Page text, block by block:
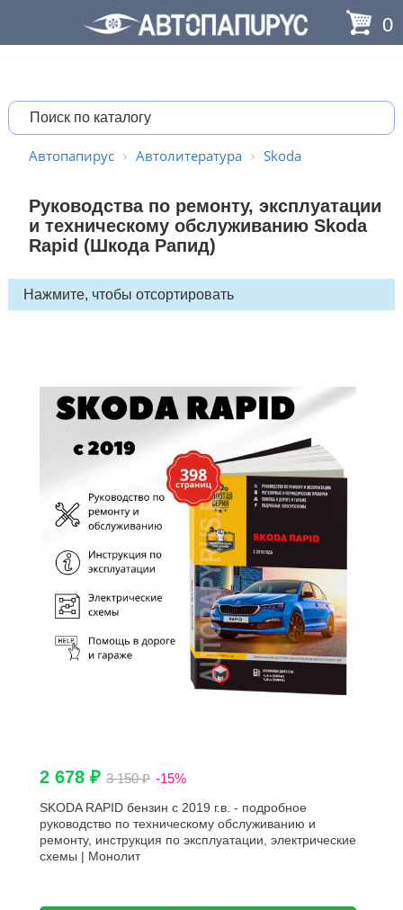
0
Автопапирус Автолитература Skoda
Руководства по ремонту, эксплуатации
и техническому обслуживанию Skoda
Rapid (Шкода Рапид)
2 678 ₽ 3 150 ₽ -15%
SKODA RAPID бензин с 2019 г.в. - подробное
руководство по техническому обслуживанию и
ремонту, инструкция по эксплуатации, электрические
схемы | Монолит